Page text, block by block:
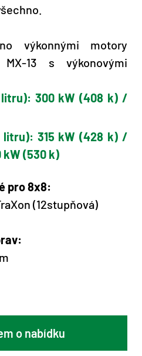
výkonnými motory
MX-13 s výkonovými
litru): 300 kW (408 k) /
litru): 315 kW (428 k) /
kW (530 k)
pro 8x8:
(12stupňová)
o nabídku